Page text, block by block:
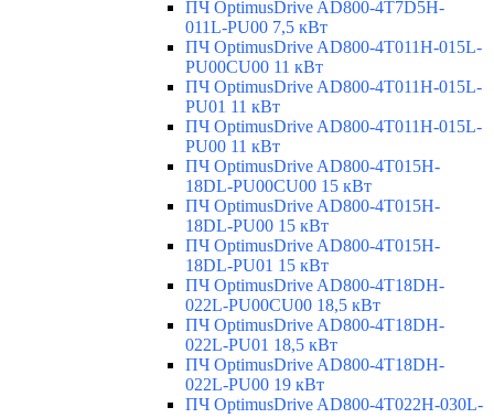
ПЧ OptimusDrive AD800-4T7D5H-
011L-PU00 7,5 кВт
ПЧ OptimusDrive AD800-4T011H-015L-
PU00CU00 11 кВт
ПЧ OptimusDrive AD800-4T011H-015L-
PU01 11 кВт
ПЧ OptimusDrive AD800-4T011H-015L-
PU00 11 кВт
ПЧ OptimusDrive AD800-4T015H-
18DL-PU00CU00 15 кВт
ПЧ OptimusDrive AD800-4T015H-
18DL-PU00 15 кВт
ПЧ OptimusDrive AD800-4T015H-
18DL-PU01 15 кВт
ПЧ OptimusDrive AD800-4T18DH-
022L-PU00CU00 18,5 кВт
ПЧ OptimusDrive AD800-4T18DH-
022L-PU01 18,5 кВт
ПЧ OptimusDrive AD800-4T18DH-
022L-PU00 19 кВт
ПЧ OptimusDrive AD800-4T022H-030L-